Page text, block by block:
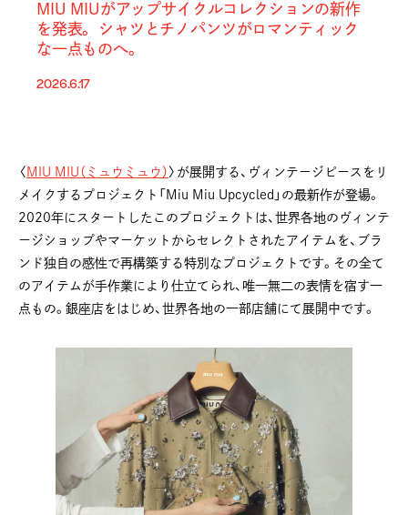
MIU MIUがアップサイクルコレクションの新作
を発表。 シャツとチノパンツがロマンティック
な一点ものへ。
2026.6.17
〈 MIU MIU（ミュウミュウ） 〉が展開する、ヴィンテージピースをリ
メイクするプロジェクト「Miu Miu Upcycled」の最新作が登場。
2020年にスタートしたこのプロジェクトは、世界各地のヴィンテ
ージショップやマーケットからセレクトされたアイテムを、ブラ
ンド独自の感性で再構築する特別なプロジェクトです。その全て
のアイテムが手作業により仕立てられ、唯一無二の表情を宿す一
点もの。銀座店をはじめ、世界各地の一部店舗にて展開中です。